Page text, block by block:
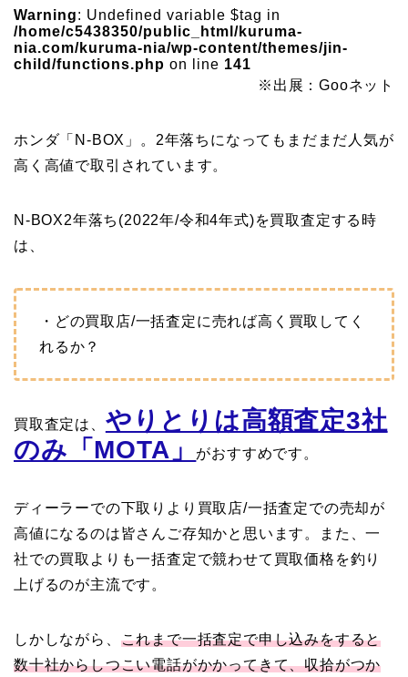
Warning: Undefined variable $tag in
/home/c5438350/public_html/kuruma-
nia.com/kuruma-nia/wp-content/themes/jin-
child/functions.php on line 141
※出展：Gooネット
ホンダ「N-BOX」。2年落ちになってもまだまだ人気が
高く高値で取引されています。
N-BOX2年落ち(2022年/令和4年式)を買取査定する時
は、
・どの買取店/一括査定に売れば高く買取してく
れるか？
買取査定は、 やりとりは高額査定3社
のみ「MOTA」
がおすすめです。
ディーラーでの下取りより買取店/一括査定での売却が
高値になるのは皆さんご存知かと思います。また、一
社での買取よりも一括査定で競わせて買取価格を釣り
上げるのが主流です。
しかしながら、 これまで一括査定で申し込みをすると
数十社からしつこい電話がかかってきて、収拾がつか